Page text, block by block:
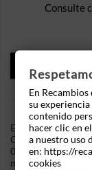
Consulte
En Recambios de
Citroen AX (1986-
03051627096266.
mas recambios,
En
su
contenido
hacer clic en
a nuestro uso
en: https://
cookies